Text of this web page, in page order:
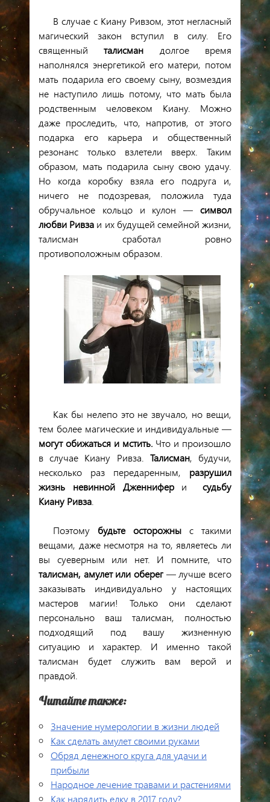
В случае с Киану Ривзом, этот негласный
магический закон вступил в силу. Его
священныйталисман долгое время
наполнялся энергетикой его матери, потом
мать подарила его своему сыну, возмездия
не наступило лишь потому, что мать была
родственным человеком Киану. Можно
даже проследить, что, напротив, от этого
подарка его карьера и общественный
резонанс только взлетели вверх. Таким
образом, мать подарила сыну свою удачу.
Но когда коробку взяла его подруга и,
ничего не подозревая, положила туда
обручальное кольцо и кулон — символ
любви Ривза и их будущей семейной жизни,
талисман сработал ровно
противоположным образом.
Как бы нелепо это не звучало, но вещи,
тем более магические и индивидуальные —
могут обижаться и мстить. Что и произошло
в случае Киану Ривза. Талисман, будучи,
несколько раз передаренным, разрушил
жизнь невинной Дженниферисудьбу
Киану Ривза.
Поэтому будьте осторожны с такими
вещами, даже несмотря на то, являетесь ли
вы суеверным или нет. И помните, что
талисман, амулет или оберег— лучше всего
заказывать индивидуально у настоящих
мастеров магии! Только они сделают
персонально ваш талисман, полностью
подходящий под вашу жизненную
ситуацию и характер. И именно такой
талисман будет служить вам верой и
правдой.
Читайте также:
Значение нумерологии в жизни людей
Как сделать амулет своими руками
Обряд денежного круга для удачи и
прибыли
Народное лечение травами и растениями
Как нарядить елку в 2017 году?